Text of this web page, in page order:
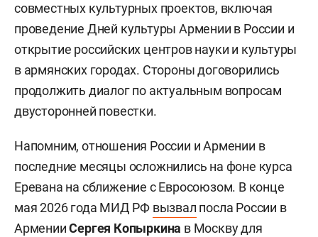
совместных культурных проектов, включая
проведение Дней культуры Армении в России и
открытие российских центров науки и культуры
в армянских городах. Стороны договорились
продолжить диалог по актуальным вопросам
двусторонней повестки.
Напомним, отношения России и Армении в
последние месяцы осложнились на фоне курса
Еревана на сближение с Евросоюзом. В конце
мая 2026 года МИД РФ вызвал посла России в
АрменииСергея Копыркина в Москву для